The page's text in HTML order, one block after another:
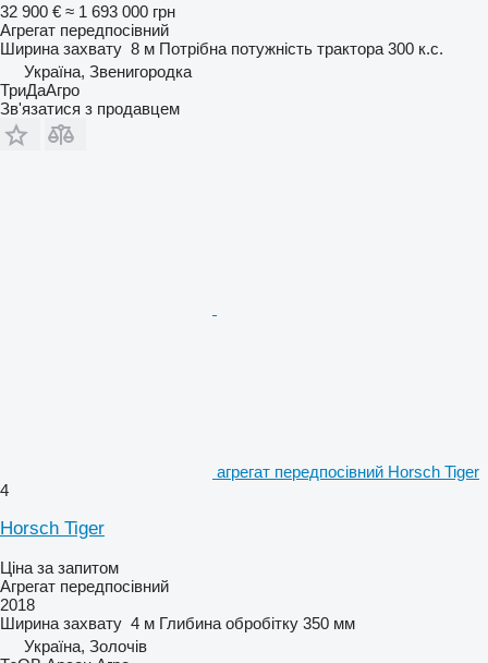
32 900 € ≈ 1 693 000 грн
Агрегат передпосівний
Ширина захвату 8 м Потрібна потужність трактора 300 к.с.
Україна, Звенигородка
ТриДаАгро
Зв'язатися з продавцем
агрегат передпосівний Horsch Tiger
4
Horsch Tiger
Ціна за запитом
Агрегат передпосівний
2018
Ширина захвату 4 м Глибина обробітку 350 мм
Україна, Золочів